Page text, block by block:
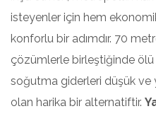
isteyenler için hem
konforlu bir adımdır. 70
çözümlerle birleştiğinde ölü
soğutma giderleri düşük ve
olan harika bir alternatiftir.